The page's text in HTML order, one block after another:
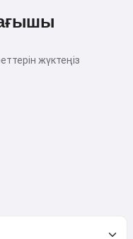
жүктеңіз